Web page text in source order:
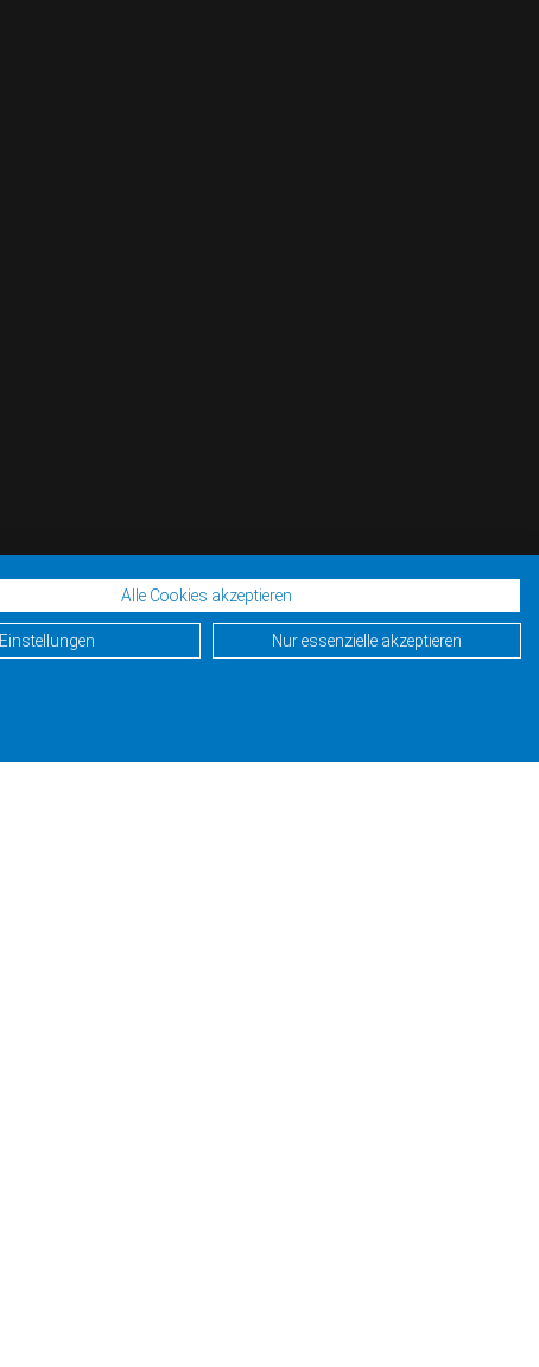
Alle Cookies akzeptieren
Einstellungen Nur essenzielle akzeptieren